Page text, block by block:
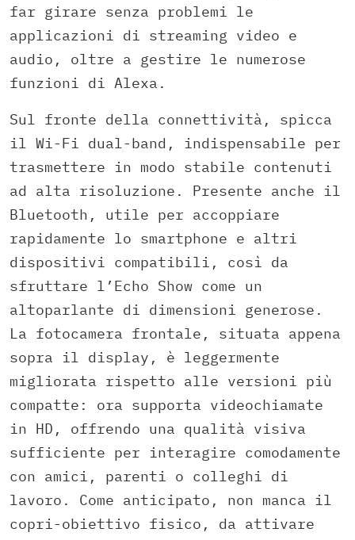
far girare senza problemi le
applicazioni di streaming video e
audio, oltre a gestire le numerose
funzioni di Alexa.
Sul fronte della connettività, spicca
il Wi-Fi dual-band, indispensabile per
trasmettere in modo stabile contenuti
ad alta risoluzione. Presente anche il
Bluetooth, utile per accoppiare
rapidamente lo smartphone e altri
dispositivi compatibili, così da
sfruttare l’Echo Show come un
altoparlante di dimensioni generose.
La fotocamera frontale, situata appena
sopra il display, è leggermente
migliorata rispetto alle versioni più
compatte: ora supporta videochiamate
in HD, offrendo una qualità visiva
sufficiente per interagire comodamente
con amici, parenti o colleghi di
lavoro. Come anticipato, non manca il
copri-obiettivo fisico, da attivare